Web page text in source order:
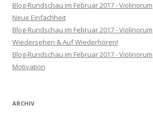
Blog-Rundschau im Februar 2017 - Violinorum
Neue Einfachheit
Blog-Rundschau im Februar 2017 - Violinorum
Wiedersehen & Auf Wiederhören!
Blog-Rundschau im Februar 2017 - Violinorum
Motivation
ARCHIV